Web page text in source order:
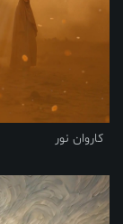
کاروان نور